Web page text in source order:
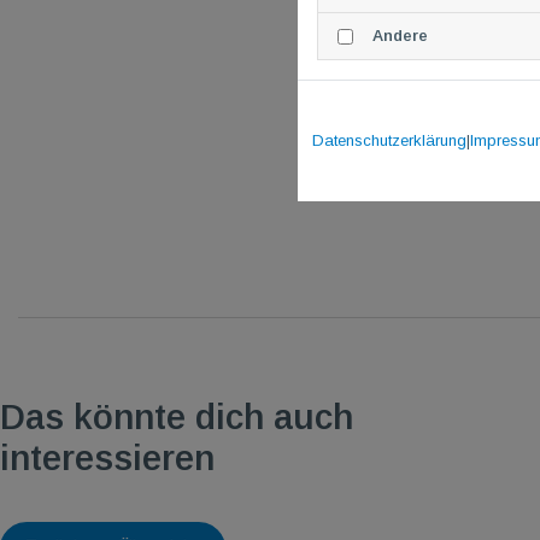
Das könnte dich auch
interessieren
Andere
Datenschutzerklärung|